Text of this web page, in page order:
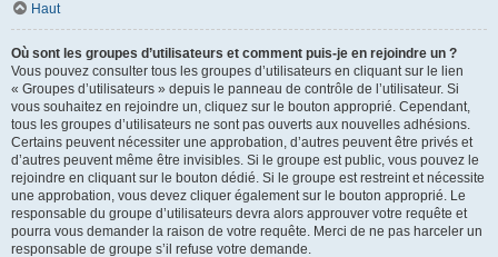
Haut
Où sont les groupes d’utilisateurs et comment puis-je en rejoindre un ?
Vous pouvez consulter tous les groupes d’utilisateurs en cliquant sur le lien
« Groupes d’utilisateurs » depuis le panneau de contrôle de l’utilisateur. Si
vous souhaitez en rejoindre un, cliquez sur le bouton approprié. Cependant,
tous les groupes d’utilisateurs ne sont pas ouverts aux nouvelles adhésions.
Certains peuvent nécessiter une approbation, d’autres peuvent être privés et
d’autres peuvent même être invisibles. Si le groupe est public, vous pouvez le
rejoindre en cliquant sur le bouton dédié. Si le groupe est restreint et nécessite
une approbation, vous devez cliquer également sur le bouton approprié. Le
responsable du groupe d’utilisateurs devra alors approuver votre requête et
pourra vous demander la raison de votre requête. Merci de ne pas harceler un
responsable de groupe s’il refuse votre demande.